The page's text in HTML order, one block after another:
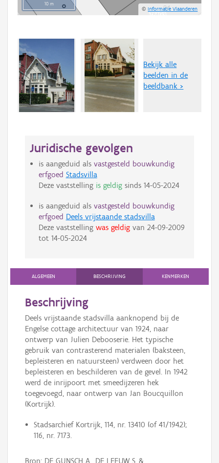
10 m
©Informatie Vlaanderen
Bekijk alle
beelden in de
beeldbank >
Juridische gevolgen
is aangeduid als vastgesteld bouwkundig
erfgoed Stadsvilla
Deze vaststelling is geldigsinds 14-05-2024
is aangeduid als vastgesteld bouwkundig
erfgoed Deels vrijstaande stadsvilla
Deze vaststelling was geldigvan 24-09-2009
tot 14-05-2024
ALGEMEEN BESCHRIJVING KENMERKEN
Beschrijving
Deels vrijstaande stadsvilla aanknopend bij de
Engelse cottage architectuur van 1924, naar
ontwerp van Julien Debooserie. Het typische
gebruik van contrasterend materialen (baksteen,
bepleisteren en natuursteen) verdween door het
bepleisteren en beschilderen van de gevel. In 1942
werd de inrijpoort met smeedijzeren hek
toegevoegd, naar ontwerp van Jan Boucquillon
(Kortrijk).
Stadsarchief Kortrijk, 114, nr. 13410 (of 41/1942);
116, nr. 7173.
Bron: DE GUNSCH A., DE LEEUW S. &